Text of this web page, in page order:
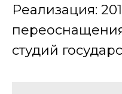
Реализация:
студий